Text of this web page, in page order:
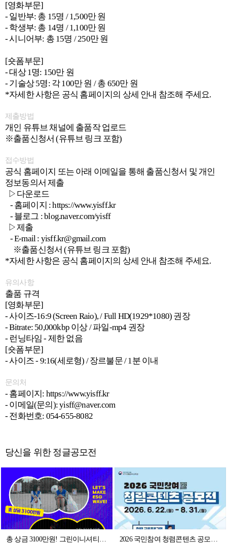
[영화부문]
- 일반부: 총 15명 / 1,500만 원
- 학생부: 총 14명 / 1,100만 원
- 시니어부: 총 15명 / 250만 원
[숏폼부문]
- 대상 1명: 150만 원
- 기술상 5명: 각 100만 원 / 총 650만 원
*자세한 사항은 공식 홈페이지의 상세 안내 참조해 주세요.
제출방법
개인 유튜브 채널에 출품작 업로드
※출품신청서 (유튜브 링크 포함)
접수방법
공식 홈페이지 또는 아래 이메일을 통해 출품신청서 및 개인
정보동의서 제출
▷다운로드
- 홈페이지 : https://www.yisff.kr
- 블로그 : blog.naver.com/yisff
▷제출
- E-mail : yisff.kr@gmail.com
※출품신청서 (유튜브 링크 포함)
*자세한 사항은 공식 홈페이지의 상세 안내 참조해 주세요.
유의사항
출품 규격
[영화부문]
- 사이즈-16:9 (Screen Raio), / Full HD(1929*1080) 권장
- Bitrate: 50,000kbp 이상 / 파일-mp4 권장
- 런닝타임 - 제한 없음
[숏폼부문]
- 사이즈 - 9:16(세로형) / 장르불문 / 1분 이내
문의처
- 홈페이지: https://www.yisff.kr
- 이메일(문의): yisff@naver.com
- 전화번호: 054-655-8082
당신을 위한 정글공모전
총 상금 3100만원! 그린이니셔티브 60초 영화제 공모전 (~8/14) 2026 국민참여 청렴콘텐츠 공모전(~8/31)